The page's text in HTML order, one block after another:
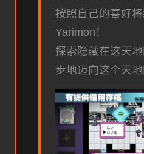
按照自己的喜好
Yarimon！
探索隐藏在这天
步地迈向这个天地